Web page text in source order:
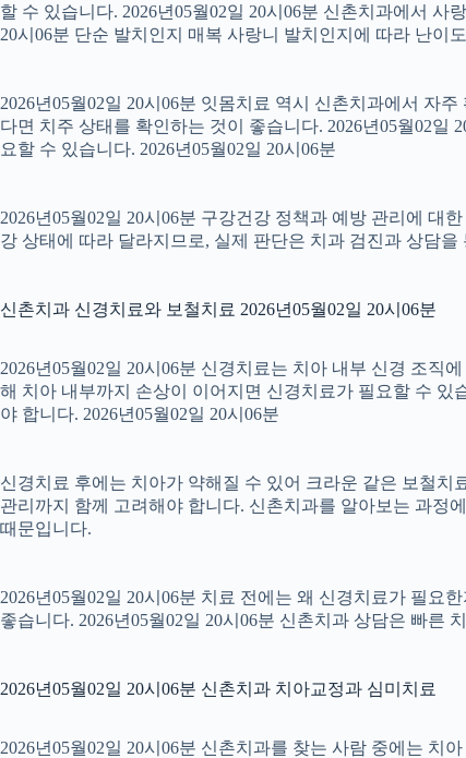
할 수 있습니다. 2026년05월02일 20시06분 신촌치과에서
20시06분 단순 발치인지 매복 사랑니 발치인지에 따라 난이
2026년05월02일 20시06분 잇몸치료 역시 신촌치과에서 자
다면 치주 상태를 확인하는 것이 좋습니다. 2026년05월02
요할 수 있습니다. 2026년05월02일 20시06분
2026년05월02일 20시06분 구강건강 정책과 예방 관리에 대
강 상태에 따라 달라지므로, 실제 판단은 치과 검진과 상담
신촌치과 신경치료와 보철치료 2026년05월02일 20시06분
2026년05월02일 20시06분 신경치료는 치아 내부 신경 조직
해 치아 내부까지 손상이 이어지면 신경치료가 필요할 수 있
야 합니다. 2026년05월02일 20시06분
신경치료 후에는 치아가 약해질 수 있어 크라운 같은 보철치
관리까지 함께 고려해야 합니다. 신촌치과를 알아보는 과정
때문입니다.
2026년05월02일 20시06분 치료 전에는 왜 신경치료가 필요
좋습니다. 2026년05월02일 20시06분 신촌치과 상담은 빠른
2026년05월02일 20시06분 신촌치과 치아교정과 심미치료
2026년05월02일 20시06분 신촌치과를 찾는 사람 중에는 치